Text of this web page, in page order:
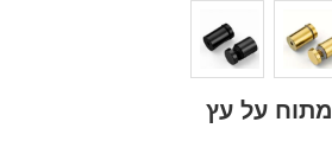
על עץ